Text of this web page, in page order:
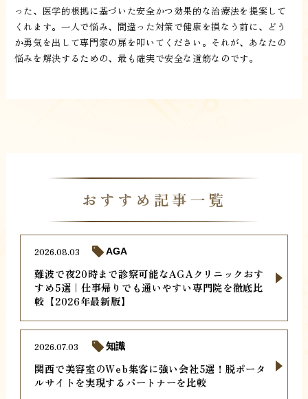
った、医学的根拠に基づいた安全かつ効果的な治療法を提案して
くれます。一人で悩み、間違った対策で健康を損なう前に、どう
か勇気を出して専門家の扉を叩いてください。それが、あなたの
悩みを解決するための、最も確実で安全な道筋なのです。
おすすめ記事一覧
難波で夜20時まで診察可能なAGAクリニックおす
すめ5選｜仕事帰りでも通いやすい専門院を徹底比
較【2026年最新版】
2026.08.03 AGA
関西で美容室のWeb集客に強い会社5選！脱ポータ
ルサイトを実現するパートナーを比較
2026.07.03 知識